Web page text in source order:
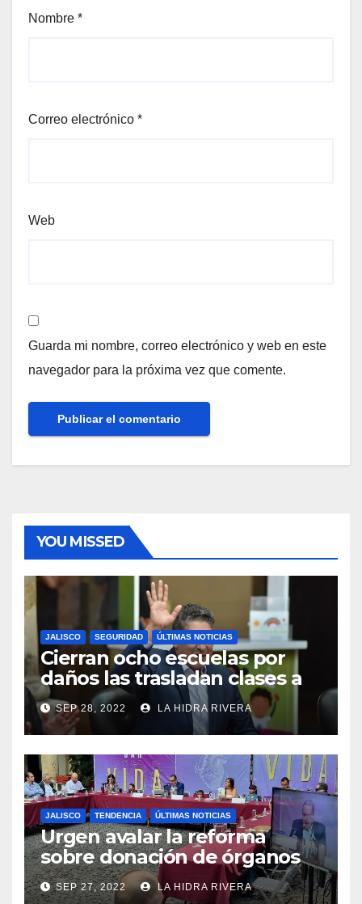
Nombre *
Correo electrónico *
Web
Guarda mi nombre, correo electrónico y web en este
navegador para la próxima vez que comente.
YOU MISSED
JALISCO SEGURIDAD ÚLTIMAS NOTICIAS
Cierran ocho escuelas por
daños las trasladan clases a
sedes alternas.
SEP 28, 2022 LA HIDRA RIVERA
JALISCO TENDENCIA ÚLTIMAS NOTICIAS
Urgen avalar la reforma
sobre donación de órganos
en Jalisco.
SEP 27, 2022 LA HIDRA RIVERA